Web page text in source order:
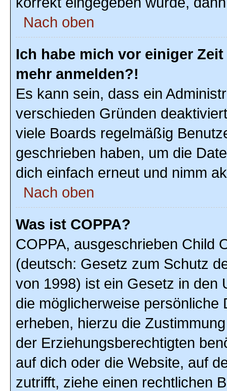
Nach oben
Ich habe mich vor einiger
mehr anmelden?!
Es kann sein, dass ein
verschieden Gründen
viele Boards regelmäßig
geschrieben haben, um die
dich einfach erneut und nimm
Nach oben
Was ist COPPA?
COPPA, ausgeschrieben Child
(deutsch: Gesetz zum Schutz
von 1998) ist ein Gesetz in den
die möglicherweise
erheben, hierzu die
der Erziehungsberechtigten
auf dich oder die Website, auf
zutrifft, ziehe einen rechtlichen